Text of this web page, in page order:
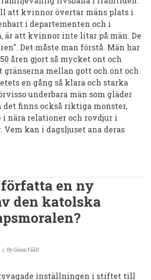
att kvinnor övertar mäns plats i
i departementen och i
är att kvinnor inte litar på män. De
Det måste man förstå. Män har
åren gjort så mycket ont och
gränserna mellan gott och ont och
en gång så klara och starka
underbara män som gläder
finns också riktiga monster,
i nära relationer och rovdjur i
Vem kan i dagsljuset ana deras
en ny
den katolska
ByGöran Fäldt
inställningen i stiftet till